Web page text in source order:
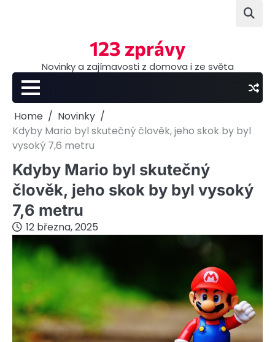
123 zprávy
Novinky a zajímavosti z domova i ze světa
Home
Novinky
Kdyby Mario byl skutečný člověk, jeho skok by byl
vysoký 7,6 metru
Kdyby Mario byl skutečný
člověk, jeho skok by byl vysoký
7,6 metru
12 března, 2025